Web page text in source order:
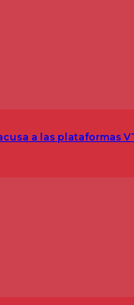
a las plataformas